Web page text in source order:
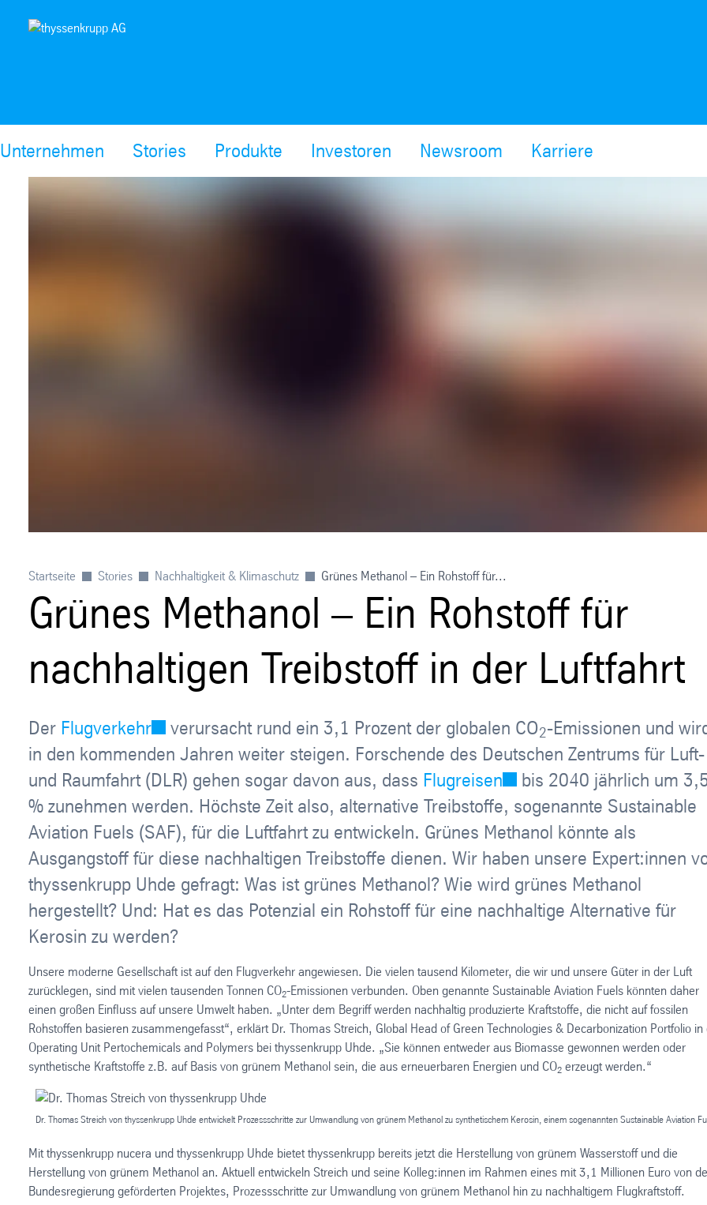
Unternehmen Stories Produkte Investoren Newsroom Karriere
Startseite Stories Nachhaltigkeit & Klimaschutz Grünes Methanol – Ein Rohstoff für...
Grünes Methanol – Ein Rohstoff für
nachhaltigen Treibstoff in der Luftfahrt
Der Flugverkehr verursacht rund ein 3,1 Prozent der globalen CO2-Emissionen und
in den kommenden Jahren weiter steigen. Forschende des Deutschen Zentrums für Luft-
und Raumfahrt (DLR) gehen sogar davon aus, dass Flugreisen
bis 2040 jährlich um
% zunehmen werden. Höchste Zeit also, alternative Treibstoffe, sogenannte Sustainable
Aviation Fuels (SAF), für die Luftfahrt zu entwickeln. Grünes Methanol könnte als
Ausgangstoff für diese nachhaltigen Treibstoffe dienen. Wir haben unsere Expert:innen
thyssenkrupp Uhde gefragt: Was ist grünes Methanol? Wie wird grünes Methanol
hergestellt? Und: Hat es das Potenzial ein Rohstoff für eine nachhaltige Alternative für
Kerosin zu werden?
Unsere moderne Gesellschaft ist auf den Flugverkehr angewiesen. Die vielen tausend Kilometer, die wir und unsere Güter in der Luft
zurücklegen, sind mit vielen tausenden Tonnen CO2-Emissionen verbunden. Oben genannte Sustainable Aviation Fuels könnten daher
einen großen Einfluss auf unsere Umwelt haben. „Unter dem Begriff werden nachhaltig produzierte Kraftstoffe, die nicht auf fossilen
Rohstoffen basieren zusammengefasst“, erklärt Dr. Thomas Streich, Global Head of Green Technologies & Decarbonization Portfolio in
Operating Unit Pertochemicals and Polymers bei thyssenkrupp Uhde. „Sie können entweder aus Biomasse gewonnen werden oder
synthetische Kraftstoffe z.B. auf Basis von grünem Methanol sein, die aus erneuerbaren Energien und CO2 erzeugt werden.“
Dr. Thomas Streich von thyssenkrupp Uhde entwickelt Prozessschritte zur Umwandlung von grünem Methanol zu synthetischem Kerosin, einem sogenannten Sustainable Aviation
Mit thyssenkrupp nucera und thyssenkrupp Uhde bietet thyssenkrupp bereits jetzt die Herstellung von grünem Wasserstoff und die
Herstellung von grünem Methanol an. Aktuell entwickeln Streich und seine Kolleg:innen im Rahmen eines mit 3,1 Millionen Euro von
Bundesregierung geförderten Projektes, Prozessschritte zur Umwandlung von grünem Methanol hin zu nachhaltigem Flugkraftstoff.